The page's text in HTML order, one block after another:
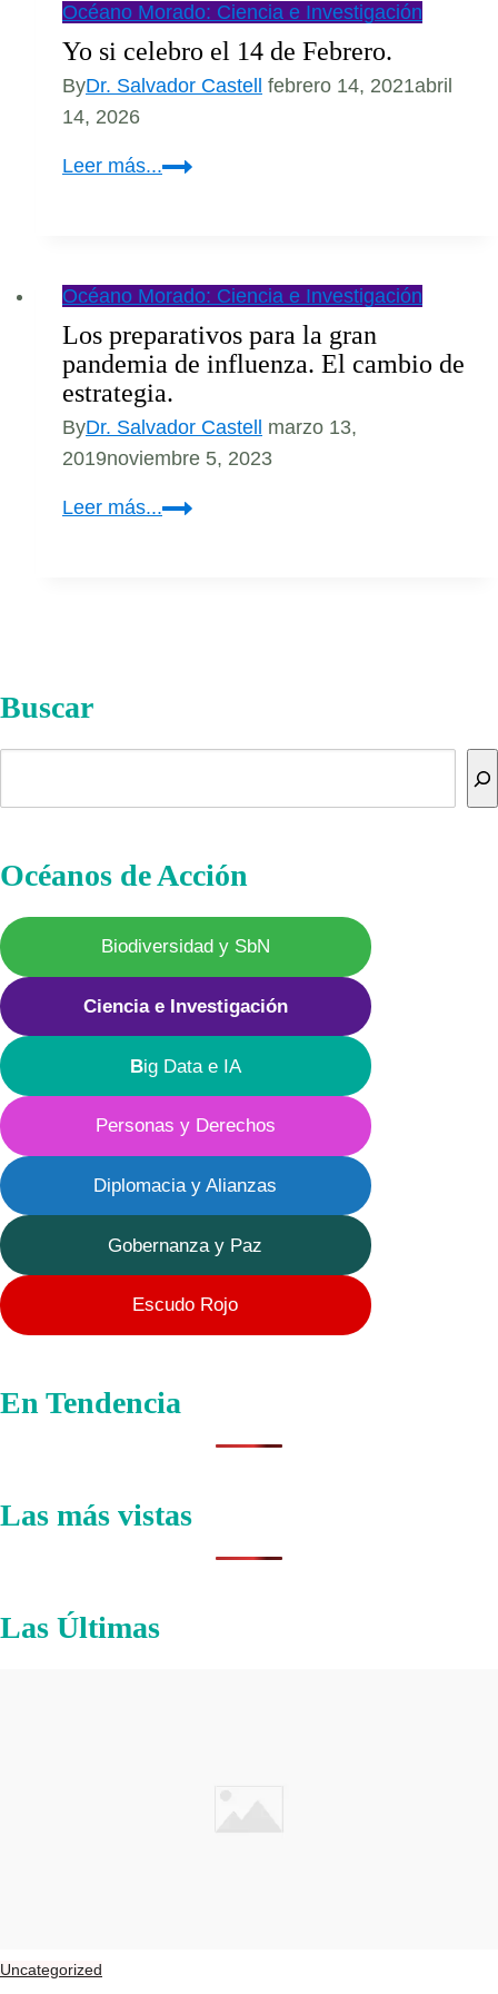
Océano Morado: Ciencia e Investigación
Yo si celebro el 14 de Febrero.
ByDr. Salvador Castell febrero 14, 2021abril
14, 2026
Leer más...Yo
14
Febrero.
Océano Morado: Ciencia e Investigación
Los preparativos para la gran
pandemia de influenza. El cambio de
estrategia.
ByDr. Salvador Castell marzo 13,
2019noviembre 5, 2023
Leer más...Los
El
Buscar
Océanos de Acción
Biodiversidad y SbN
Ciencia e Investigación
Big Data e IA
Personas y Derechos
Diplomacia y Alianzas
Gobernanza y Paz
Escudo Rojo
En Tendencia
Las más vistas
Las Últimas
Uncategorized